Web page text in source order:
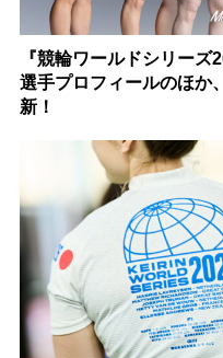
『競輪ワールドシリーズ
選手プロフィールのほか
新！